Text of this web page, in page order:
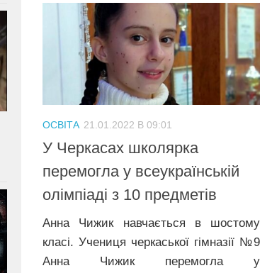
ОСВІТА 21.01.2022 В 09:01
У Черкасах школярка
перемогла у всеукраїнській
олімпіаді з 10 предметів
Анна Чижик навчається в шостому
класі. Учениця черкаської гімназії №9
Анна Чижик перемогла у